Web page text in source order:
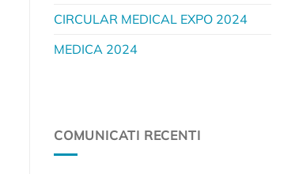
CIRCULAR MEDICAL EXPO 2024
MEDICA 2024
COMUNICATI RECENTI